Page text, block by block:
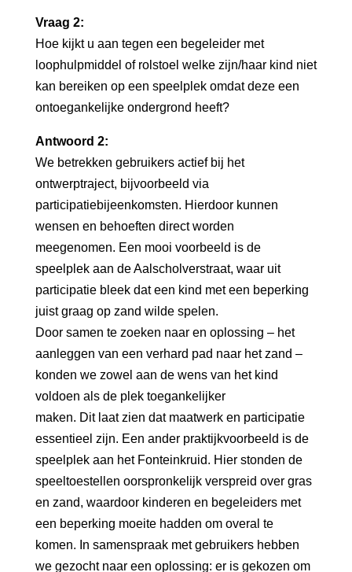
Vraag 2:
Hoe kijkt u aan tegen een begeleider met
loophulpmiddel of rolstoel welke zijn/haar kind niet
kan bereiken op een speelplek omdat deze een
ontoegankelijke ondergrond heeft?
Antwoord 2:
We betrekken gebruikers actief bij het
ontwerptraject, bijvoorbeeld via
participatiebijeenkomsten. Hierdoor kunnen
wensen en behoeften direct worden
meegenomen. Een mooi voorbeeld is de
speelplek aan de Aalscholverstraat, waar uit
participatie bleek dat een kind met een beperking
juist graag op zand wilde spelen.
Door samen te zoeken naar en oplossing – het
aanleggen van een verhard pad naar het zand –
konden we zowel aan de wens van het kind
voldoen als de plek toegankelijker
maken. Dit laat zien dat maatwerk en participatie
essentieel zijn. Een ander praktijkvoorbeeld is de
speelplek aan het Fonteinkruid. Hier stonden de
speeltoestellen oorspronkelijk verspreid over gras
en zand, waardoor kinderen en begeleiders met
een beperking moeite hadden om overal te
komen. In samenspraak met gebruikers hebben
we gezocht naar een oplossing: er is gekozen om